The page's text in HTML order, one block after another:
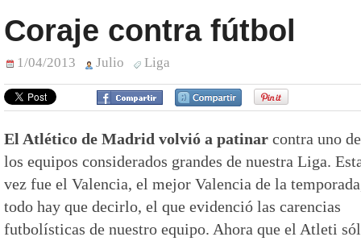
Coraje contra fútbol
1/04/2013 Julio Liga
El Atlético de Madrid volvió a patinar contra uno de
los equipos considerados grandes de nuestra Liga.
vez fue el Valencia, el mejor Valencia de la
todo hay que decirlo, el que evidenció las carencias
futbolísticas de nuestro equipo. Ahora que el Atleti